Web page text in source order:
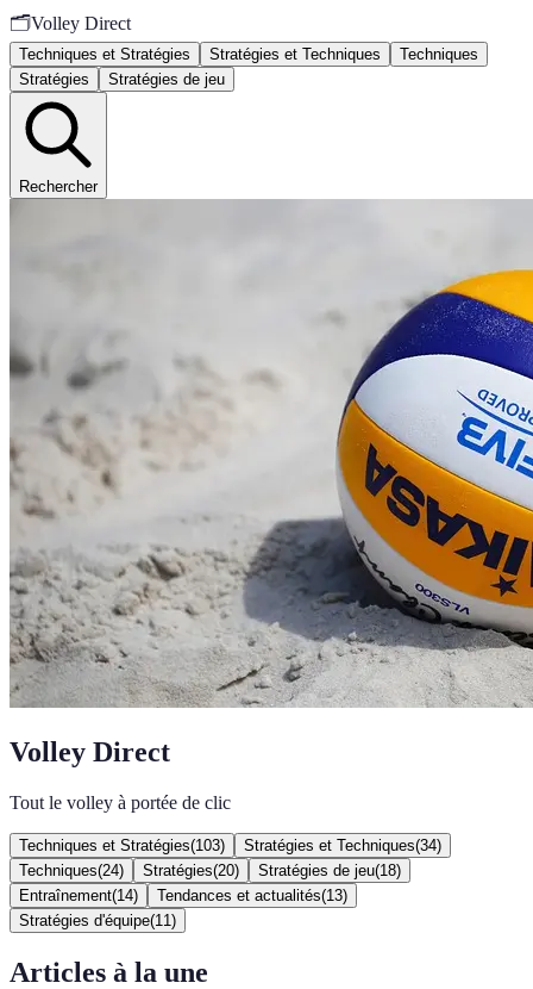
🗂️Volley Direct
Techniques et Stratégies Stratégies et Techniques
Techniques
Stratégies
Stratégies de jeu
Rechercher
Volley Direct
Tout le volley à portée de clic
Techniques et Stratégies(103) Stratégies et Techniques(34)
Techniques(24) Stratégies(20) Stratégies de jeu(18)
Entraînement(14) Tendances et actualités(13)
Stratégies d'équipe(11 )
Articles à la une